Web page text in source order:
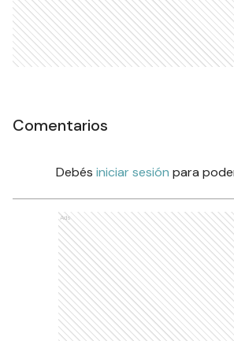
Comentarios
Debés iniciar sesión para
Ads